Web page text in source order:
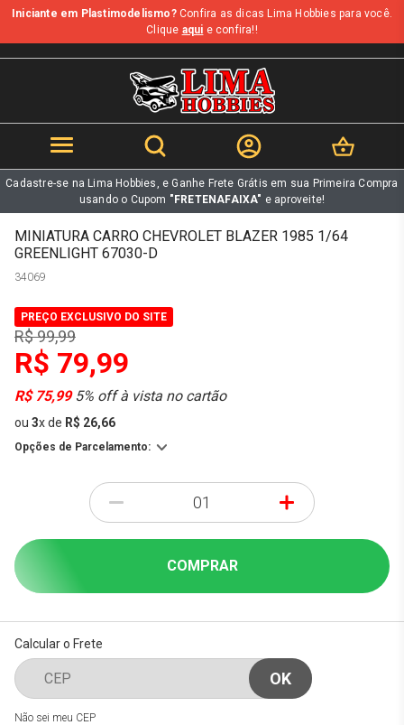
b
Iniciante em Plastimodelismo?Confira as dicas Lima Hobbies para você.
Clique aqui e confira!!
Cadastre-se na Lima Hobbies, e Ganhe Frete Grátis em sua Primeira Compra
usando o Cupom "FRETENAFAIXA" e aproveite!
MINIATURA CARRO CHEVROLET BLAZER 1985 1/64
GREENLIGHT 67030-D
34069
PREÇO EXCLUSIVO DO SITE
R$ 99,99
R$ 79,99
R$ 75,995% off à vista no cartão
ou 3xde R$ 26,66
Opções de Parcelamento:
- +
COMPRAR
Calcular o Frete
Não sei meu CEP